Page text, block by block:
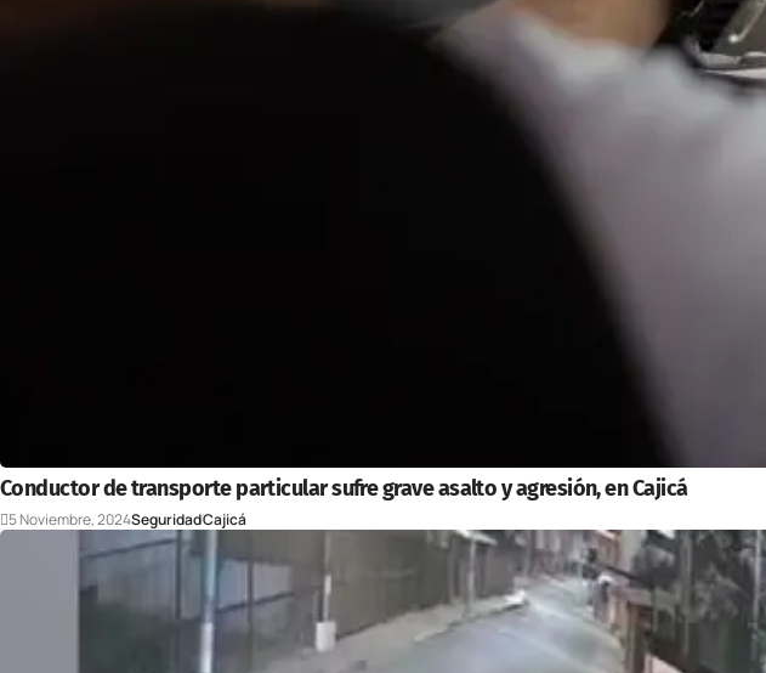
Conductor de transporte particular sufre grave asalto y agresión, en Cajicá
5 Noviembre, 2024SeguridadCajicá